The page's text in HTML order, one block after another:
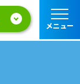
メニュー